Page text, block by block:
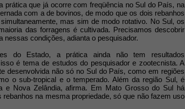
prática que já ocorre com freqüência no Sul do País, na
com a de bovinos, de modo que os dois rebanhos
mas sim de modo rotativo. No Sul, os
das forragens é cultivada. Precisamos descobrir
nessas condições, adianta o pesquisador.
do Estado, a prática ainda não tem resultados
é tema de estudos do pesquisador e zootecnista. A
desenvolvida não só no Sul do País, como em regiões
o sub-tropical e o temperado. Além da região Sul, é
e Nova Zelândia, afirma. Em Mato Grosso do Sul há
na mesma propriedade, só que não fazem uso